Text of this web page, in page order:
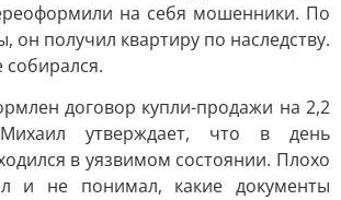
на себя мошенники. По
он получил квартиру по наследству.
собирался.
договор купли-продажи на 2,2
утверждает, что в день
в уязвимом состоянии. Плохо
и не понимал, какие документы